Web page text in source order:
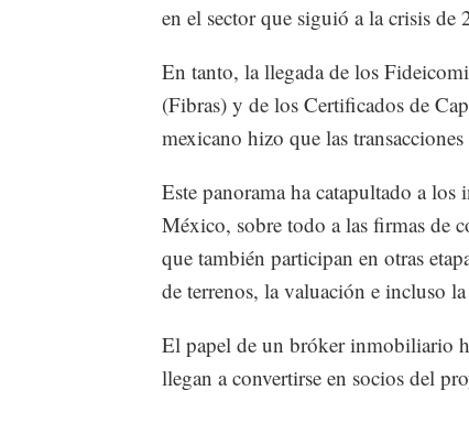
en el sector que siguió a la crisis de
En tanto, la llegada de los
(Fibras) y de los Certificados de
mexicano hizo que las
Este panorama ha catapultado a los
México, sobre todo a las firmas de
que también participan en otras
de terrenos, la valuación e incluso
El papel de un bróker inmobiliario
llegan a convertirse en socios del